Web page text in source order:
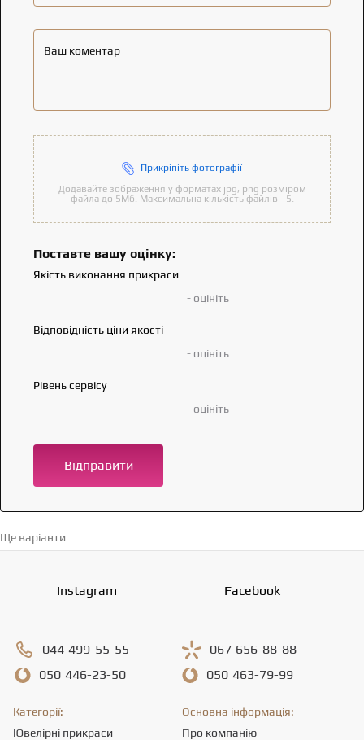
Ваш коментар
Прикріпіть фотографії
Додавайте зображення у форматах jpg, png розміром
файла до 5Мб. Максимальна кількість файлів - 5.
Поставте вашу оцінку:
Якість виконання прикраси
- оцініть
Відповідність ціни якості
- оцініть
Рівень сервісу
- оцініть
Відправити
Ще варіанти
Instagram Facebook
044 499-55-55
050 446-23-50
067 656-88-88
050 463-79-99
Категорії:
Ювелірні прикраси
Основна інформація:
Про компанію